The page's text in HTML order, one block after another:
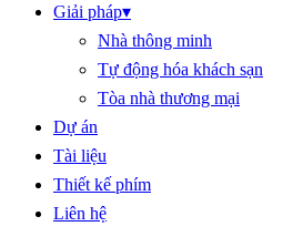
Giải pháp▾
Nhà thông minh
Tự động hóa khách sạn
Tòa nhà thương mại
Dự án
Tài liệu
Thiết kế phím
Liên hệ